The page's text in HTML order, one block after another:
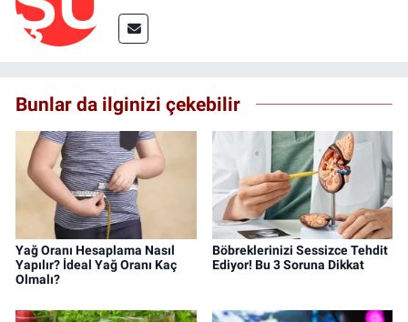
Bunlar da ilginizi çekebilir
Yağ Oranı Hesaplama Nasıl
Yapılır? İdeal Yağ Oranı Kaç
Olmalı?
Böbreklerinizi Sessizce Tehdit
Ediyor! Bu 3 Soruna Dikkat